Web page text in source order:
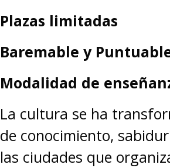
Plazas limitadas
Baremable y
Modalidad de
La cultura se ha
de conocimiento,
las ciudades que